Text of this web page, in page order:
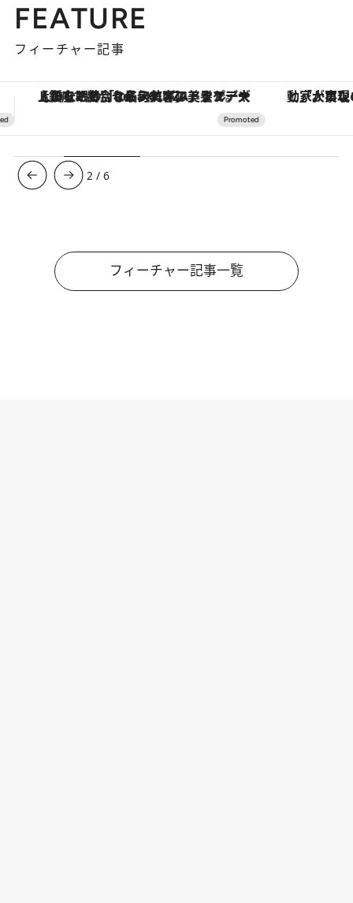
FEATURE
フィーチャー記事
「大事なのは地域の意識を変えること」。ロレックス賞受賞の自然保護活動家が実現させたナイジェリアの自然環境の復活 【夏限定ディナーコース】旬を
3 /6
フィーチャー記事一覧